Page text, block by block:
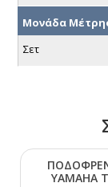
Μονάδα
Σετ
ΥΑΜΑΗΑ